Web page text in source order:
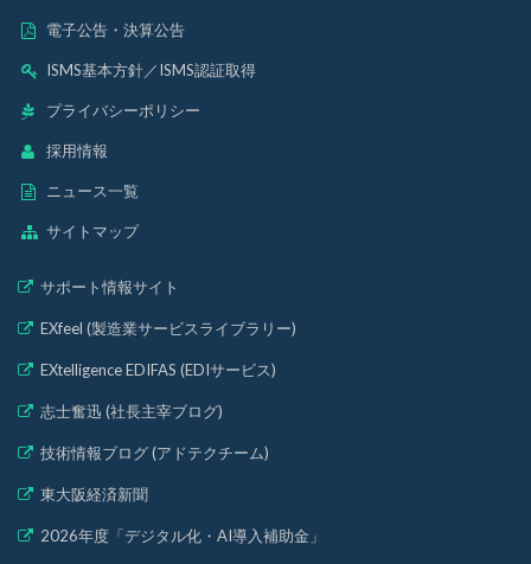
電子公告・決算公告
ISMS基本方針／ISMS認証取得
プライバシーポリシー
採用情報
ニュース一覧
サイトマップ
サポート情報サイト
EXfeel (製造業サービスライブラリー)
EXtelligence EDIFAS (EDIサービス)
志士奮迅 (社長主宰ブログ)
技術情報ブログ (アドテクチーム)
東大阪経済新聞
2026年度「デジタル化・AI導入補助金」